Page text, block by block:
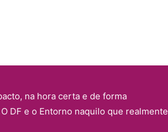
na hora certa e de forma
DF e o Entorno naquilo que realmente